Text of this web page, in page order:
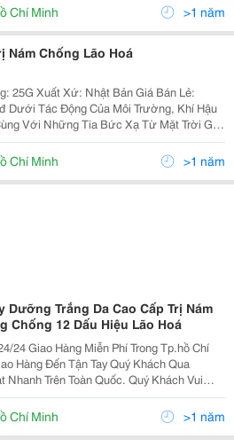
Chí Minh >1 năm
Nám Chống Lão Hoá
Giá Bán Lẻ:
Với Những Tia Bức Xạ Từ Mặt Trời Gây
Làn Da, Nhanh Chóng Gây Ra Sự Lão
Và Để Lại Những Vết Thâm Nám Tr
Chí Minh >1 năm
Dưỡng Trắng Da Cao Cấp Trị Nám
Chống 12 Dấu Hiệu Lão Hoá
Tp.hồ Chí
Đến Tận Tay Quý Khách Qua
Trên Toàn Quốc. Quý Khách Vui
Để Được Tư Vấn Và Báo Giá Tốt Nhất!
Chí Minh >1 năm